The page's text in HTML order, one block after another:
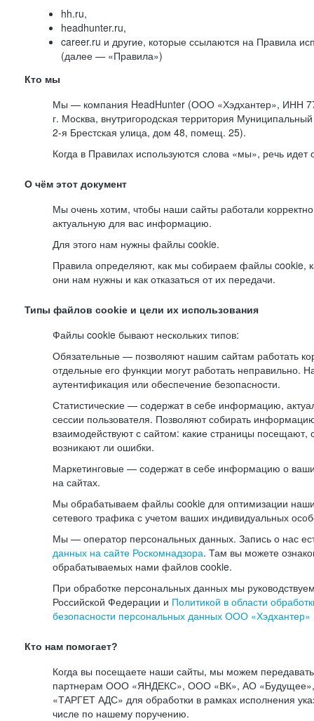
hh.ru,
headhunter.ru,
career.ru и другие, которые ссылаются на Правила
(далее — «Правила»)
Кто мы
Мы — компания HeadHunter (ООО «Хэдхантер», ИНН
г. Москва, внутригородская территория Муниципальный
2-я Брестская улица, дом 48, помещ. 25).
Когда в Правилах используются слова «мы», речь
О чём этот документ
Мы очень хотим, чтобы наши сайты работали
актуальную для вас информацию.
Для этого нам нужны файлы cookie.
Правила определяют, как мы собираем файлы cookie,
они нам нужны и как отказаться от их передачи.
Типы файлов cookie и цели их использования
Файлы cookie бывают нескольких типов:
Обязательные — позволяют нашим сайтам работать
отдельные его функции могут работать неправильно.
аутентификация или обеспечение безопасности.
Статистические — содержат в себе информацию,
сессии пользователя. Позволяют собирать
взаимодействуют с сайтом: какие страницы посещают,
возникают ли ошибки.
Маркетинговые — содержат в себе информацию о
на сайтах.
Мы обрабатываем файлы cookie для оптимизации
сетевого трафика с учетом ваших индивидуальных
Мы — оператор персональных данных. Запись о нас
данных на сайте Роскомнадзора. Там вы можете
обрабатываемых нами файлов cookie.
При обработке персональных данных мы
Российской Федерации и Политикой в области
безопасности персональных данных ООО «Хэдхантер»
Кто нам помогает?
Когда вы посещаете наши сайты, мы можем
партнерам ООО «ЯНДЕКС», ООО «ВК», АО
«ТАРГЕТ АДС» для обработки в рамках исполнения
числе по нашему поручению.